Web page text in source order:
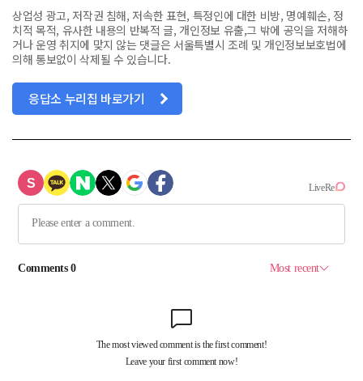
상업성 광고, 저작권 침해, 저속한 표현, 특정인에 대한 비방, 명예훼손, 정
치적 목적, 유사한 내용의 반복적 글, 개인정보 유출,그 밖에 공익을 저해하
거나 운영 취지에 맞지 않는 댓글은 서울특별시 조례 및 개인정보보호법에
의해 통보없이 삭제될 수 있습니다.
응답소 누리집 바로가기